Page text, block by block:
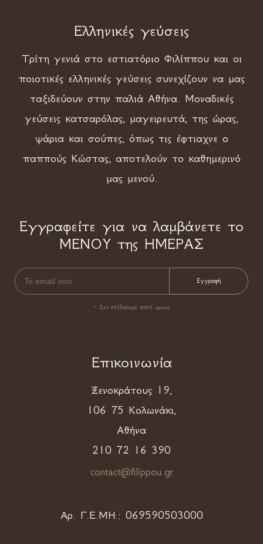
Ελληνικές γεύσεις
Τρίτη γενιά στο εστιατόριο Φιλίππου και οι
ποιοτικές ελληνικές γεύσεις συνεχίζουν να μας
ταξιδεύουν στην παλιά Αθήνα. Μοναδικές
γεύσεις κατσαρόλας, μαγειρευτά, της ώρας,
ψάρια και σούπες, όπως τις έφτιαχνε ο
παππούς Κώστας, αποτελούν το καθημερινό
μας μενού.
Εγγραφείτε για να λαμβάνετε το
ΜΕΝΟΥ της ΗΜΕΡΑΣ
* Δεν στέλνουμε ποτέ spam!
Επικοινωνία
Ξενοκράτους 19,
106 75 Κολωνάκι,
Αθήνα
210 72 16 390
contact@filippou.gr
Αρ. Γ.Ε.ΜΗ.: 069590503000